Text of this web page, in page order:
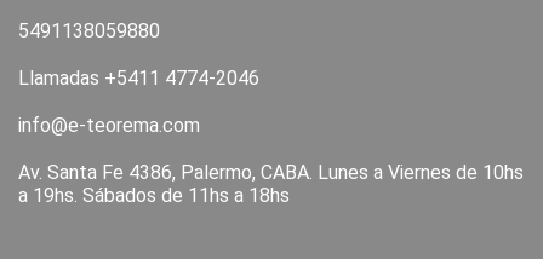
5491138059880
Llamadas +5411 4774-2046
info@e-teorema.com
Av. Santa Fe 4386, Palermo, CABA. Lunes a Viernes de 10hs
a 19hs. Sábados de 11hs a 18hs